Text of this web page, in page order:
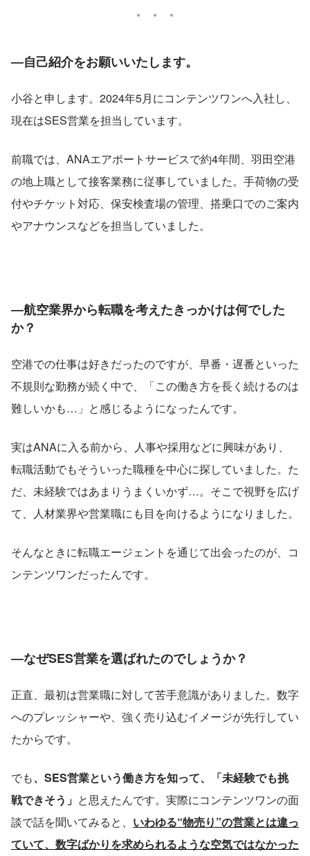
―自己紹介をお願いいたします。
小谷と申します。2024年5月にコンテンツワンへ入社し、
現在はSES営業を担当しています。
前職では、ANAエアポートサービスで約4年間、羽田空港
の地上職として接客業務に従事していました。手荷物の受
付やチケット対応、保安検査場の管理、搭乗口でのご案内
やアナウンスなどを担当していました。
―航空業界から転職を考えたきっかけは何でした
か？
空港での仕事は好きだったのですが、早番・遅番といった
不規則な勤務が続く中で、「この働き方を長く続けるのは
難しいかも…」と感じるようになったんです。
実はANAに入る前から、人事や採用などに興味があり、
転職活動でもそういった職種を中心に探していました。た
だ、未経験ではあまりうまくいかず…。そこで視野を広げ
て、人材業界や営業職にも目を向けるようになりました。
そんなときに転職エージェントを通じて出会ったのが、コ
ンテンツワンだったんです。
―なぜSES営業を選ばれたのでしょうか？
正直、最初は営業職に対して苦手意識がありました。数字
へのプレッシャーや、強く売り込むイメージが先行してい
たからです。
でも、SES営業という働き方を知って、「未経験でも挑
戦できそう」 と思えたんです。実際にコンテンツワンの面
談で話を聞いてみると、 いわゆる“物売り”の営業とは違っ
ていて、数字ばかりを求められるような空気ではなかった